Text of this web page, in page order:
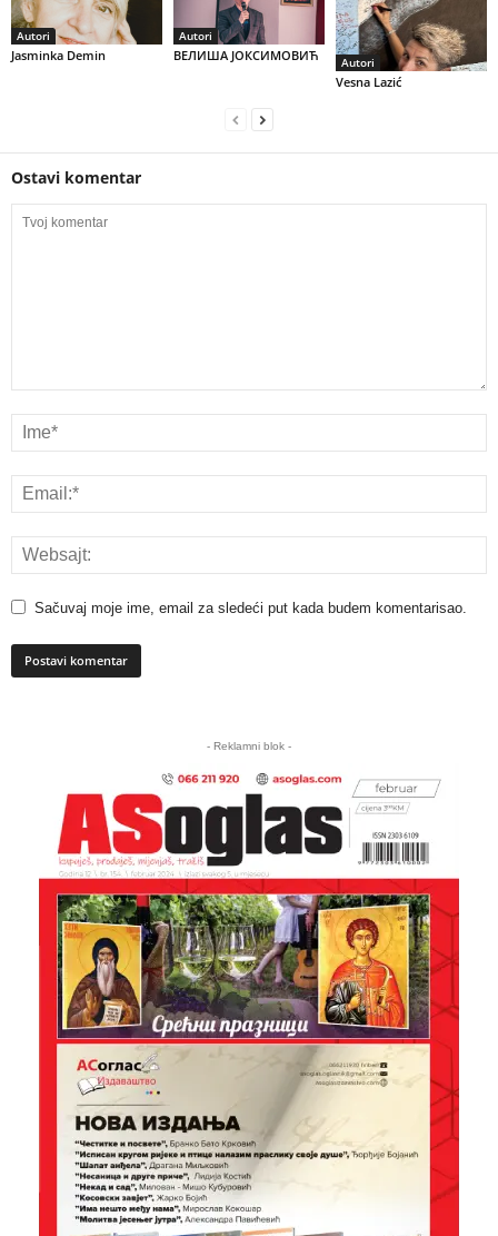
Autori
Jasminka Demin
Autori
ВЕЛИША ЈОКСИМОВИЋ Autori
Vesna Lazić
Ostavi komentar
Sačuvaj moje ime, email za sledeći put kada budem komentarisao.
- Reklamni blok -